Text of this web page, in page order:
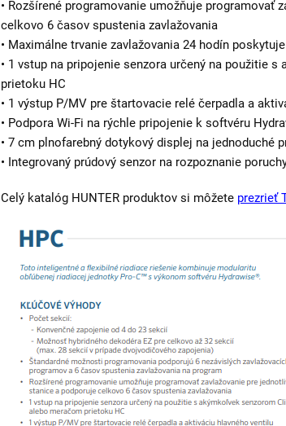
• Rozšírené programovanie umožňuje programovať
celkovo 6 časov spustenia zavlažovania
• Maximálne trvanie zavlažovania 24 hodín
• 1 vstup na pripojenie senzora určený na použitie
prietoku HC
• 1 výstup P/MV pre štartovacie relé čerpadla a
• Podpora Wi-Fi na rýchle pripojenie k softvéru
• 7 cm plnofarebný dotykový displej na jednoduché
• Integrovaný prúdový senzor na rozpoznanie
Celý katalóg HUNTER produktov si môžete prezrieť